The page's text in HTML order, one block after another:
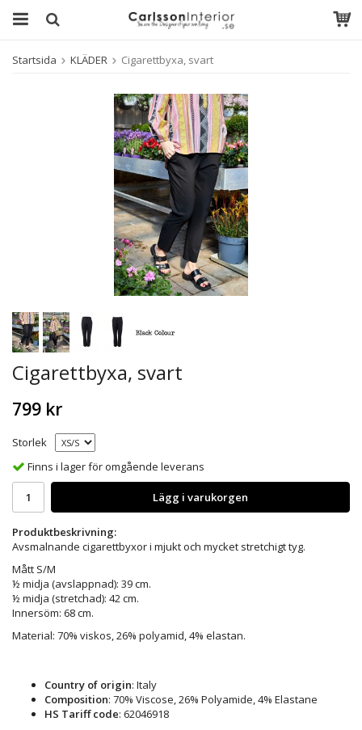
Startsida KLÄDER Cigarettbyxa, svart
Cigarettbyxa, svart
799 kr
Storlek
Finns i lager för omgående leverans
Lägg i varukorgen
Produktbeskrivning:
Avsmalnande cigarettbyxor i mjukt och mycket stretchigt tyg.
Mått S/M
½ midja (avslappnad): 39 cm.
½ midja (stretchad): 42 cm.
Innersöm: 68 cm.
Material: 70% viskos, 26% polyamid, 4% elastan.
Country of origin: Italy
Composition: 70% Viscose, 26% Polyamide, 4% Elastane
HS Tariff code: 62046918